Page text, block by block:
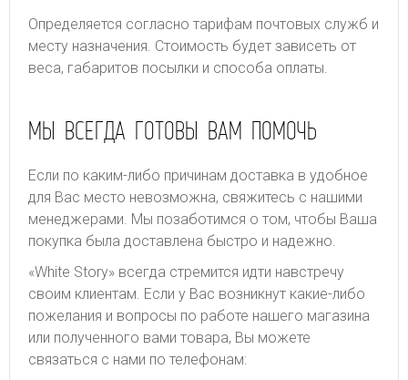
Определяется согласно тарифам почтовых служб и
месту назначения. Стоимость будет зависеть от
веса, габаритов посылки и способа оплаты.
МЫ ВСЕГДА ГОТОВЫ ВАМ ПОМОЧЬ
Если по каким-либо причинам доставка в удобное
для Вас место невозможна, свяжитесь с нашими
менеджерами. Мы позаботимся о том, чтобы Ваша
покупка была доставлена быстро и надежно.
«White Story» всегда стремится идти навстречу
своим клиентам. Если у Вас возникнут какие-либо
пожелания и вопросы по работе нашего магазина
или полученного вами товара, Вы можете
связаться с нами по телефонам: